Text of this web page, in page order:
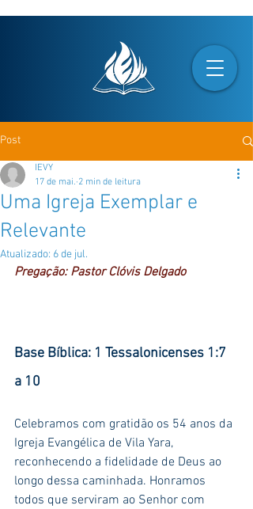
Post
Uma Igreja Exemplar e
Relevante
IEVY
17 de mai. 2 min de leitura
Atualizado: 6 de jul.
Pregação: Pastor Clóvis Delgado
Base Bíblica: 1 Tessalonicenses 1:7
a 10
Celebramos com gratidão os 54 anos da
Igreja Evangélica de Vila Yara,
reconhecendo a fidelidade de Deus ao
longo dessa caminhada. Honramos
todos que serviram ao Senhor com